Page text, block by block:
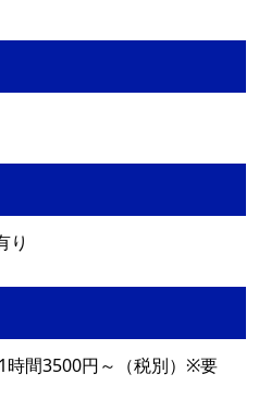
り
時間3500円～（税別）※要